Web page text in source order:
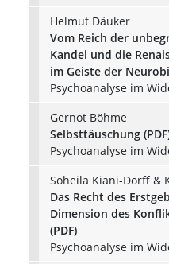
Helmut Däuker
Vom Reich der
Kandel und die
im Geiste der
Psychoanalyse im
Gernot Böhme
Selbsttäuschung
Psychoanalyse im
Soheila Kiani-Dorff &
Das Recht des
Dimension des
(PDF)
Psychoanalyse im